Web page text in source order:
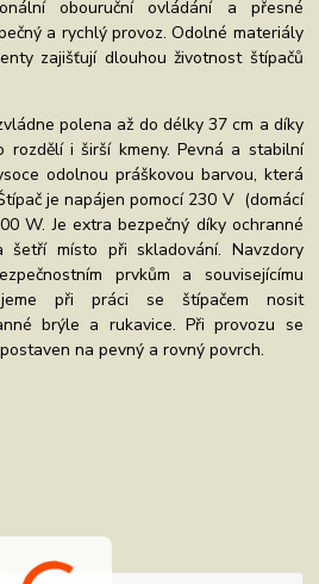
obouruční ovládání a přesné
a rychlý provoz. Odolné materiály
zajišťují dlouhou životnost štípačů
polena až do délky 37 cm a díky
i širší kmeny. Pevná a stabilní
odolnou práškovou barvou, která
je napájen pomocí 230 V (domácí
W. Je extra bezpečný díky ochranné
místo při skladování. Navzdory
prvkům a souvisejícímu
při práci se štípačem nosit
brýle a rukavice. Při provozu se
na pevný a rovný povrch.